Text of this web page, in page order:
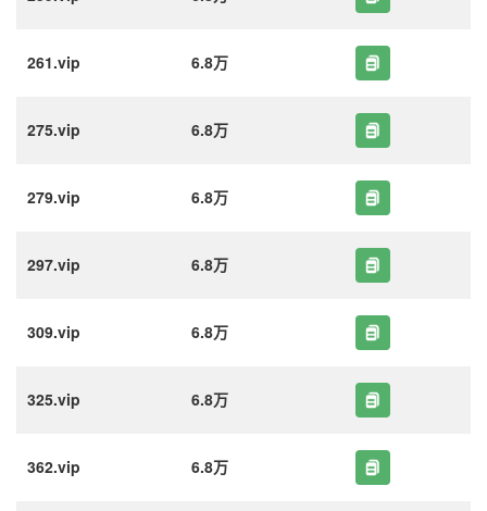
261.vip 6.8万
275.vip 6.8万
279.vip 6.8万
297.vip 6.8万
309.vip 6.8万
325.vip 6.8万
362.vip 6.8万